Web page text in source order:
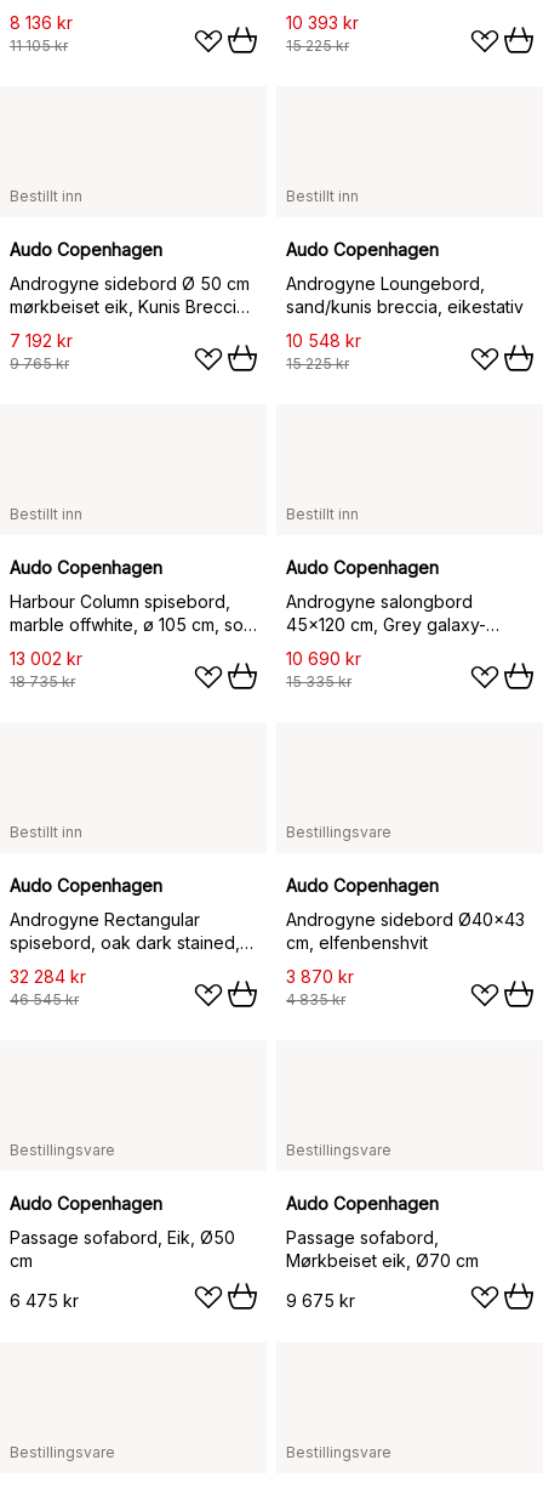
8 136 kr
11 105 kr
mørkbeiset eikestativ
10 393 kr
15 225 kr
Bestillt inn
Audo Copenhagen
Androgyne sidebord Ø 50 cm
mørkbeiset eik, Kunis Breccia-
bordplate
7 192 kr
9 765 kr
Bestillt inn
Audo Copenhagen
Androgyne Loungebord,
sand/kunis breccia, eikestativ
10 548 kr
15 225 kr
Bestillt inn
Audo Copenhagen
Harbour Column spisebord,
marble offwhite, ø 105 cm, sort
stativ
13 002 kr
18 735 kr
Bestillt inn
Audo Copenhagen
Androgyne salongbord
45x120 cm, Grey galaxy-
ubehandlet eik
10 690 kr
15 335 kr
Bestillt inn
Audo Copenhagen
Androgyne Rectangular
spisebord, oak dark stained,
210 x 109 cm
32 284 kr
46 545 kr
Bestillingsvare
Audo Copenhagen
Androgyne sidebord Ø40x43
cm, elfenbenshvit
3 870 kr
4 835 kr
Bestillingsvare
Audo Copenhagen
Passage sofabord, Eik, Ø50
cm
6 475 kr
Bestillingsvare
Audo Copenhagen
Passage sofabord,
Mørkbeiset eik, Ø70 cm
9 675 kr
Bestillingsvare Bestillingsvare